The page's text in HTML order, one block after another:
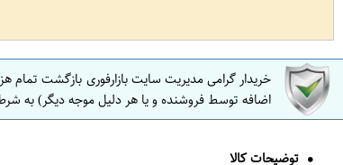
خریدار گرامی مدیریت سایت بازارفوری بازگشت
اضافه توسط فروشنده و یا هر دلیل موجه دیگر) به
توضیحات کالا